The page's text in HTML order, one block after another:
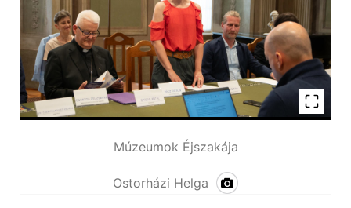
Múzeumok Éjszakája
Ostorházi Helga